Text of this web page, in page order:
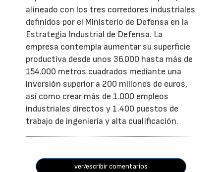
alineado con los tres corredores industriales
definidos por el Ministerio de Defensa en la
Estrategia Industrial de Defensa. La
empresa contempla aumentar su superficie
productiva desde unos 36.000 hasta más de
154.000 metros cuadrados mediante una
inversión superior a 200 millones de euros,
así como crear más de 1.000 empleos
industriales directos y 1.400 puestos de
trabajo de ingeniería y alta cualificación.
ver/escribir comentarios